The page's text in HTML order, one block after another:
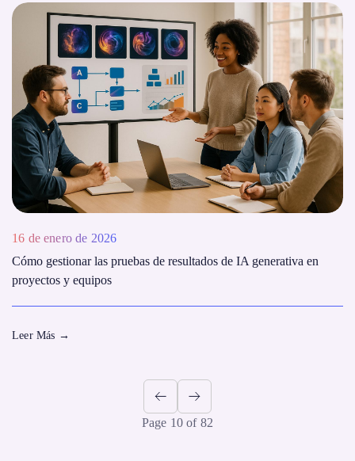
16 de enero de 2026
Cómo gestionar las pruebas de resultados de IA generativa en
proyectos y equipos
Leer Más →
Page 10 of 82